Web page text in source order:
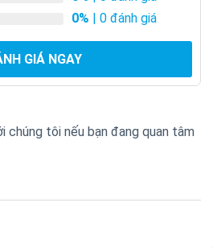
0% | 0 đánh giá
GIÁ NGAY
chúng tôi nếu bạn đang quan tâm